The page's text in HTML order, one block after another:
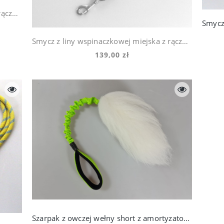
Smycz z liny wspinaczkowej miejska z rączką - Ciemny czerwony z niebieską nitką
Smycz z liny wspinaczkowej miejska z rączką - Czarna z pomarańczową nitką
139,00 zł
Szarpak z owczej wełny short z amortyzatorem